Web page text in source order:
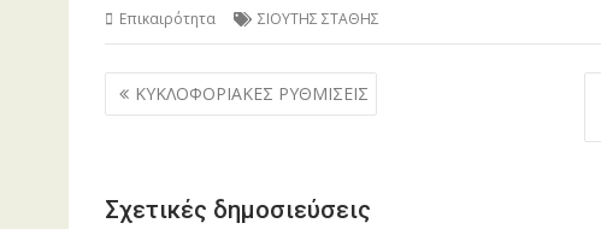
Επικαιρότητα ΣΙΟΥΤΗΣ ΣΤΑΘΗΣ
Πλοήγηση
άρθρων
ΚΥΚΛΟΦΟΡΙΑΚΕΣ ΡΥΘΜΙΣΕΙΣ
Σχετικές δημοσιεύσεις